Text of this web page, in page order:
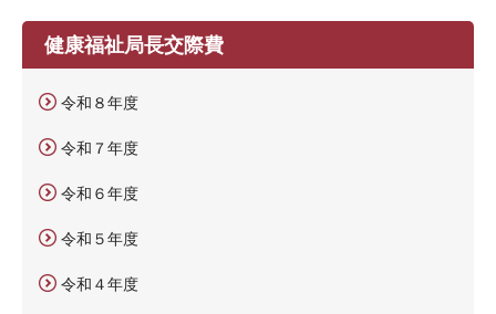
健康福祉局長交際費
令和８年度
令和７年度
令和６年度
令和５年度
令和４年度